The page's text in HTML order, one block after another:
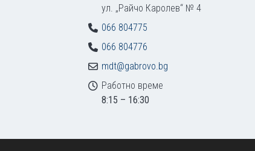
ул. „Райчо Каролев“ № 4
066 804775
066 804776
mdt@gabrovo.bg
Работно време
8:15 – 16:30